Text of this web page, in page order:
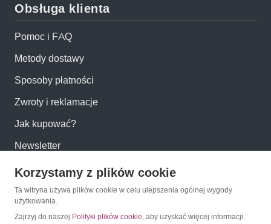
Obsługa klienta
Pomoc i FAQ
Metody dostawy
Sposoby płatności
Zwroty i reklamacje
Jak kupować?
Newsletter
Konto
Moje konto
Korzystamy z plików cookie
Ta witryna używa plików cookie w celu ulepszenia ogólnej wygody
użytkowania.
Zajrzyj do naszej Polityki plików cookie, aby uzyskać więcej informacji.